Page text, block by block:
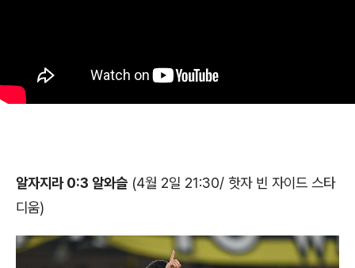
알자지라 0:3 알와슬 (4월 2일 21:30/ 핫자 빈 자이드 스타
디움)